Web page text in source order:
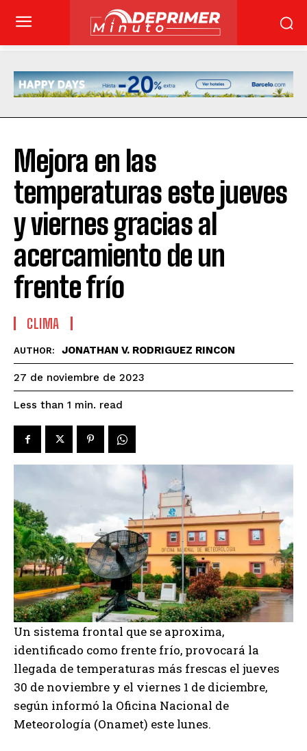
Mejora en las
temperaturas este jueves
y viernes gracias al
acercamiento de un
frente frío
CLIMA
AUTHOR: JONATHAN V. RODRIGUEZ RINCON
27 de noviembre de 2023
Less than 1 min. read
Un sistema frontal que se aproxima,
identificado como frente frío, provocará la
llegada de temperaturas más frescas el jueves
30 de noviembre y el viernes 1 de diciembre,
según informó la Oficina Nacional de
Meteorología (Onamet) este lunes.